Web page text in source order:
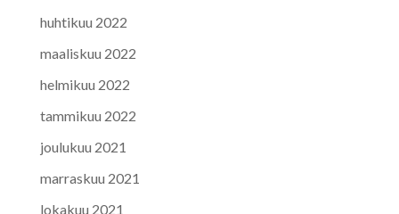
huhtikuu 2022
maaliskuu 2022
helmikuu 2022
tammikuu 2022
joulukuu 2021
marraskuu 2021
lokakuu 2021